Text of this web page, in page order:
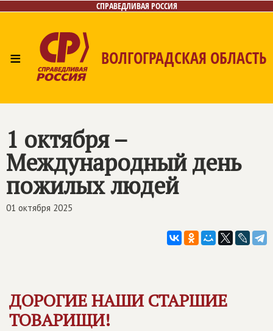
СПРАВЕДЛИВАЯ РОССИЯ
≡ ВОЛГОГРАДСКАЯ ОБЛАСТЬ
1 октября –
Международный день
пожилых людей
01 октября 2025
ДОРОГИЕ НАШИ СТАРШИЕ
ТОВАРИЩИ!